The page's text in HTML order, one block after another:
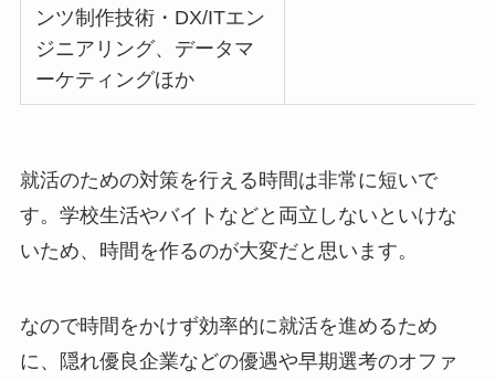
ンツ制作技術・DX/ITエン
ジニアリング、データマ
ーケティングほか
就活のための対策を行える時間は非常に短いで
す。学校生活やバイトなどと両立しないといけな
いため、時間を作るのが大変だと思います。
なので時間をかけず効率的に就活を進めるため
に、隠れ優良企業などの優遇や早期選考のオファ